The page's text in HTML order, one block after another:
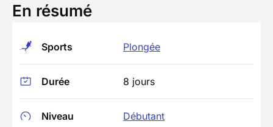
En résumé
Sports Plongée
Durée 8 jours
Niveau Débutant